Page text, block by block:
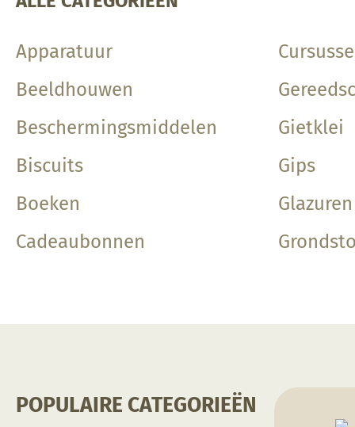
Apparatuur
Beeldhouwen
Beschermingsmiddelen
Biscuits
Boeken
Cadeaubonnen
Gietklei
Gips
Glazuren
POPULAIRE CATEGORIEËN